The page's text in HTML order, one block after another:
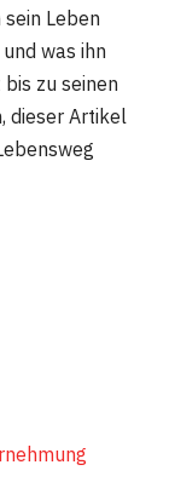
Leben
was ihn
zu seinen
dieser Artikel